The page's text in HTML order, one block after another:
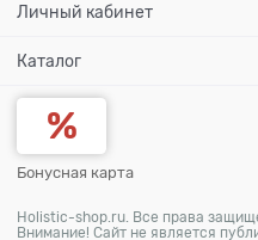
Личный кабинет
Каталог
Бонусная карта
Holistic-shop.ru. Все права
Внимание! Сайт не является